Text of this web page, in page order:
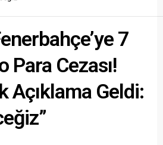
7
Para Cezası!
Açıklama Geldi: